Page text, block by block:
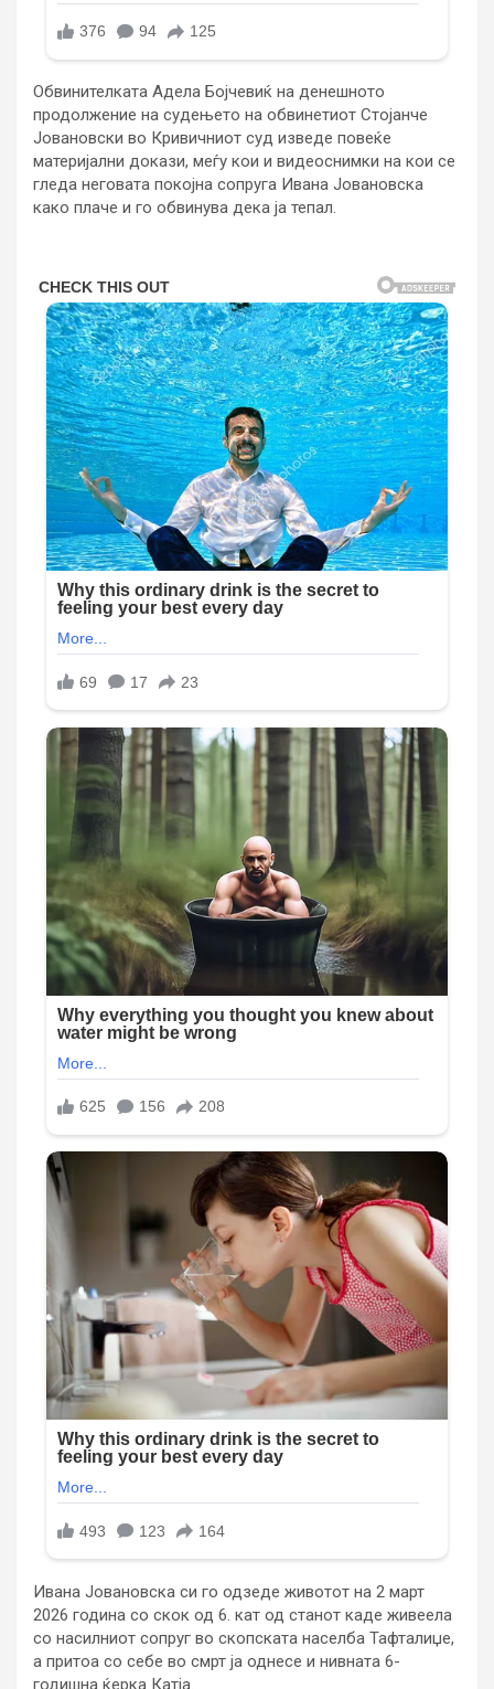
Обвинителката Адела Бојчевиќ на денешното
продолжение на судењето на обвинетиот Стојанче
Јовановски во Кривичниот суд изведе повеќе
материјални докази, меѓу кои и видеоснимки на кои се
гледа неговата покојна сопруга Ивана Јовановска
како плаче и го обвинува дека ја тепал.
Ивана Јовановска си го одзеде животот на 2 март
2026 година со скок од 6. кат од станот каде живеела
со насилниот сопруг во скопската населба Тафталиџе,
а притоа со себе во смрт ја однесе и нивната 6-
годишна ќерка Катја.